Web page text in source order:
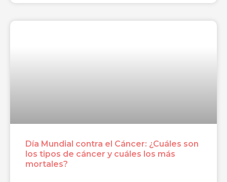
Día Mundial contra el Cáncer: ¿Cuáles son
los tipos de cáncer y cuáles los más
mortales?